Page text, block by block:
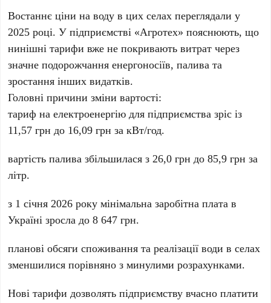
Востаннє ціни на воду в цих селах переглядали у
2025 році. У підприємстві «Агротех» пояснюють, що
нинішні тарифи вже не покривають витрат через
значне подорожчання енергоносіїв, палива та
зростання інших видатків.
Головні причини зміни вартості:
тариф на електроенергію для підприємства зріс із
11,57 грн до 16,09 грн за кВт/год.
вартість палива збільшилася з 26,0 грн до 85,9 грн за
літр.
з 1 січня 2026 року мінімальна заробітна плата в
Україні зросла до 8 647 грн.
планові обсяги споживання та реалізації води в селах
зменшилися порівняно з минулими розрахунками.
Нові тарифи дозволять підприємству вчасно платити